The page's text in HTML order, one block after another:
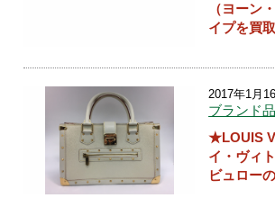
（ヨーン
イプを買
2017年1月
ブランド品
★LOUIS
イ・ヴィ
ビュロー